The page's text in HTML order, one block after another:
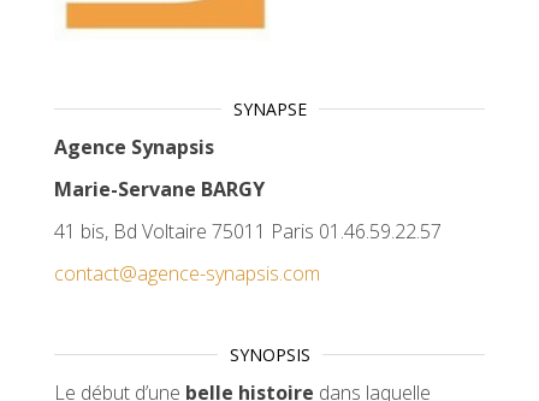
SYNAPSE
Agence Synapsis
Marie-Servane BARGY
41 bis, Bd Voltaire 75011 Paris 01.46.59.22.57
contact@agence-synapsis.com
SYNOPSIS
Le début d’une belle histoire dans laquelle